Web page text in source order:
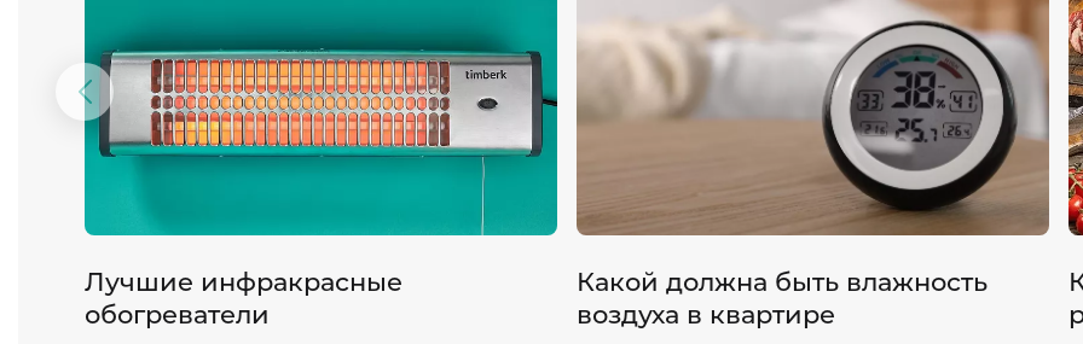
Предыдущий
слайд
Лучшие инфракрасные
обогреватели
Какой должна быть влажность
воздуха в квартире